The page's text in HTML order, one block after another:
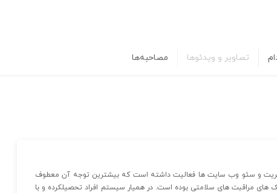
تصاویر و ویدئوها مصاحبه‌ها
مدیریت و سئو وب سایت ها فعالیت داشته است که بیشترین توجه آن معطوف
های مراقبت های سلامتی بوده است. در همیار سیستم افراد تحصیلکرده و با